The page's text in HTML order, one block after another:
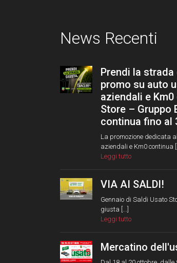
News Recenti
Prendi la
promo su auto
aziendali e
Store – Gruppo
continua fino al
La promozione dedicata
aziendali e Km0 continua
Leggi tutto
VIA AI SALDI!
Gennaio di Saldi Usato
giusta [...]
Leggi tutto
Mercatino